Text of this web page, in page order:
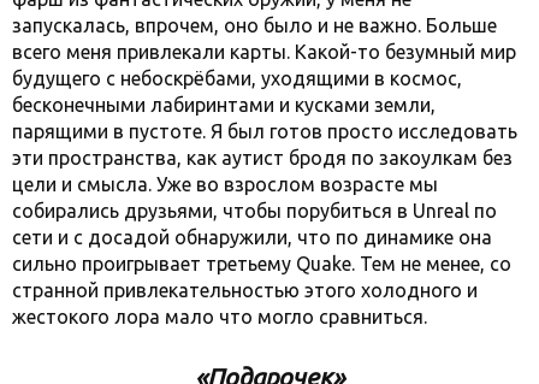
запускалась, впрочем, оно было и не важно. Больше
всего меня привлекали карты. Какой-то безумный мир
будущего с небоскрёбами, уходящими в космос,
бесконечными лабиринтами и кусками земли,
парящими в пустоте. Я был готов просто исследовать
эти пространства, как аутист бродя по закоулкам без
цели и смысла. Уже во взрослом возрасте мы
собирались друзьями, чтобы порубиться в Unreal по
сети и с досадой обнаружили, что по динамике она
сильно проигрывает третьему Quake. Тем не менее, со
странной привлекательностью этого холодного и
жестокого лора мало что могло сравниться.
«Подарочек»